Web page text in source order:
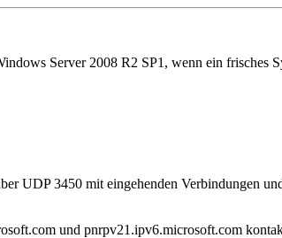
Server 2008 R2 SP1, wenn ein frisches
UDP 3450 mit eingehenden Verbindungen
und pnrpv21.ipv6.microsoft.com